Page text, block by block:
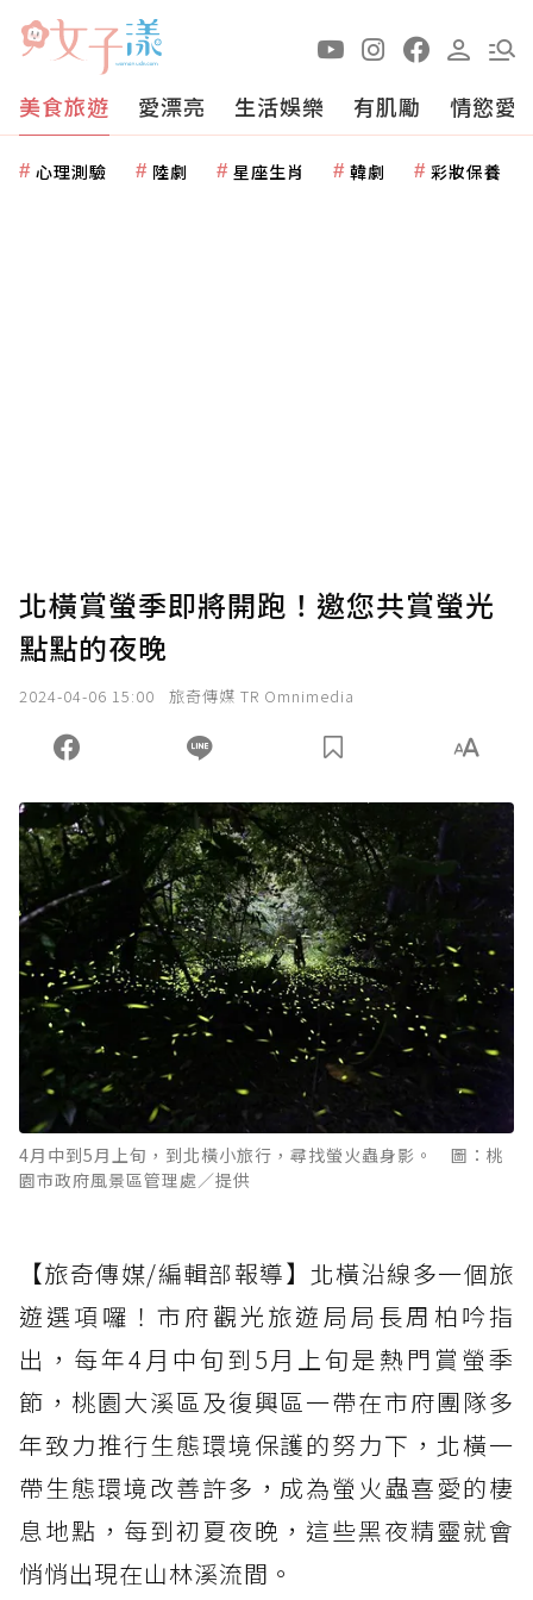
美食旅遊 愛漂亮 生活娛樂 有肌勵 情慾愛
心理測驗 陸劇 星座生肖 韓劇 彩妝保養
北橫賞螢季即將開跑！邀您共賞螢光
點點的夜晚
2024-04-06 15:00 旅奇傳媒 TR Omnimedia
4月中到5月上旬，到北橫小旅行，尋找螢火蟲身影。 圖：桃
園市政府風景區管理處／提供
【旅奇傳媒/編輯部報導】北橫沿線多一個旅
遊選項囉！市府觀光旅遊局局長周柏吟指
出，每年4月中旬到5月上旬是熱門賞螢季
節，桃園大溪區及復興區一帶在市府團隊多
年致力推行生態環境保護的努力下，北橫一
帶生態環境改善許多，成為螢火蟲喜愛的棲
息地點，每到初夏夜晚，這些黑夜精靈就會
悄悄出現在山林溪流間。